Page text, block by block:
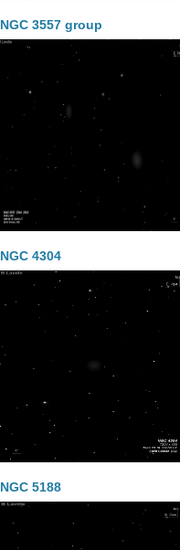
NGC 3557 group
NGC 4304
NGC 5188